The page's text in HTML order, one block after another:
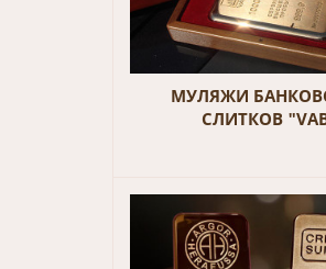
МУЛЯЖИ
СЛИТКОВ